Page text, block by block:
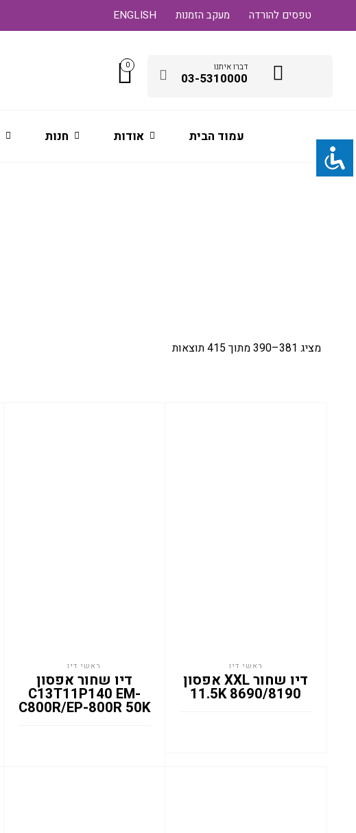
ENGLISH מעקב הזמנות טפסים להורדה
דברו איתנו
03-5310000
0
עמוד הבית אודות חנות
מציג 381–390 מתוך 415 תוצאות
ראשי דיו
דיו שחור אפסון
C13T11P140 EM-
C800R/EP-800R 50K
ראשי דיו
דיו שחור XXL אפסון
8690/8190 11.5K